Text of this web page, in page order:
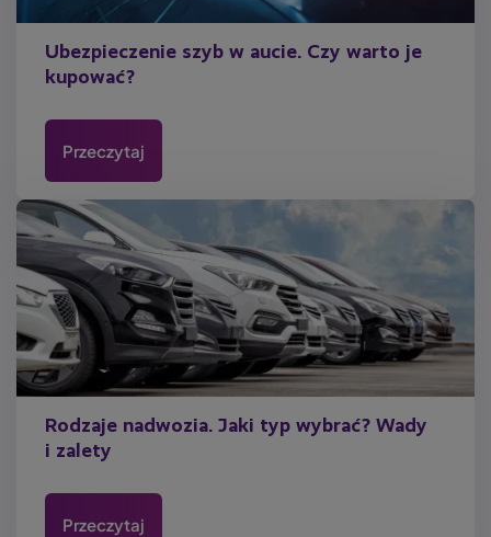
Ubezpieczenie szyb w aucie. Czy warto je
kupować?
Przeczytaj
Rodzaje nadwozia. Jaki typ wybrać? Wady
i zalety
Przeczytaj